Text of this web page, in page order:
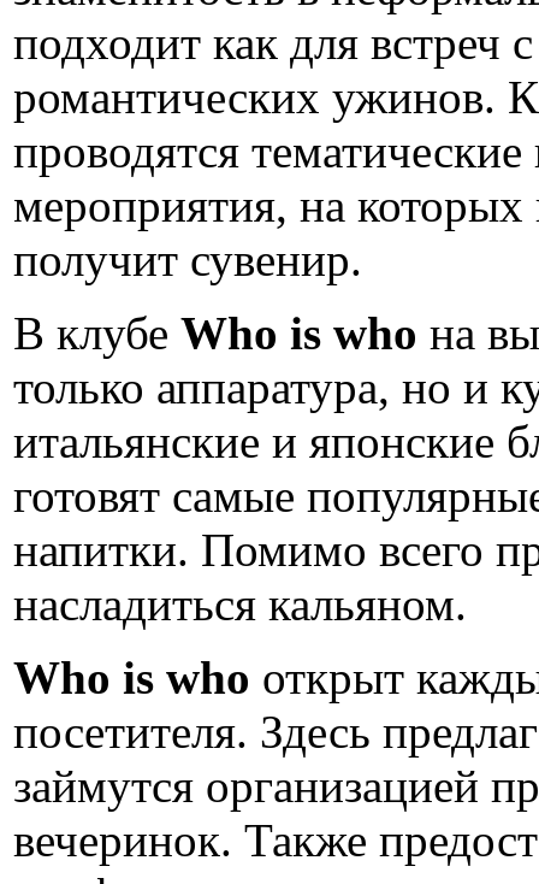
подходит как для встреч
романтических ужинов.
проводятся
мероприятия, на которых
получит сувенир.
В клубе Who is who на
только аппаратура, но и
итальянские и японские
готовят самые
напитки. Помимо всего
насладиться кальяном.
Who is who открыт
посетителя. Здесь
займутся организацией
вечеринок. Также